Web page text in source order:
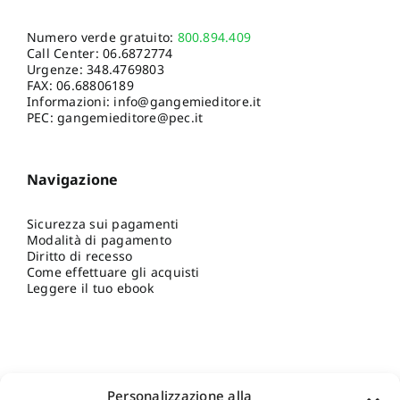
Personalizzazione alla
Numero verde gratuito: 800.894.409
Call Center:06.6872774
Urgenze:348.4769803
FAX: 06.68806189
Informazioni: info@gangemieditore.it
PEC: gangemieditore@pec.it
Navigazione
Sicurezza sui pagamenti
Modalità di pagamento
Diritto di recesso
Come effettuare gli acquisti
Leggere il tuo ebook